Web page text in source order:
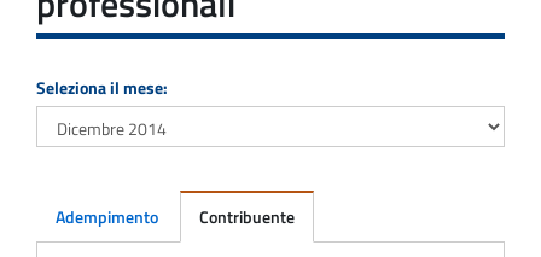
Seleziona il mese:
Adempimento Contribuente